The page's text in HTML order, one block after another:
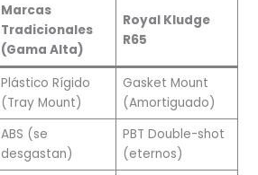
Marcas
Tradicionales
(Gama Alta)
Royal Kludge
R65
Plástico Rígido
(Tray Mount)
Gasket Mount
(Amortiguado)
ABS (se
desgastan)
PBT Double-shot
(eternos)